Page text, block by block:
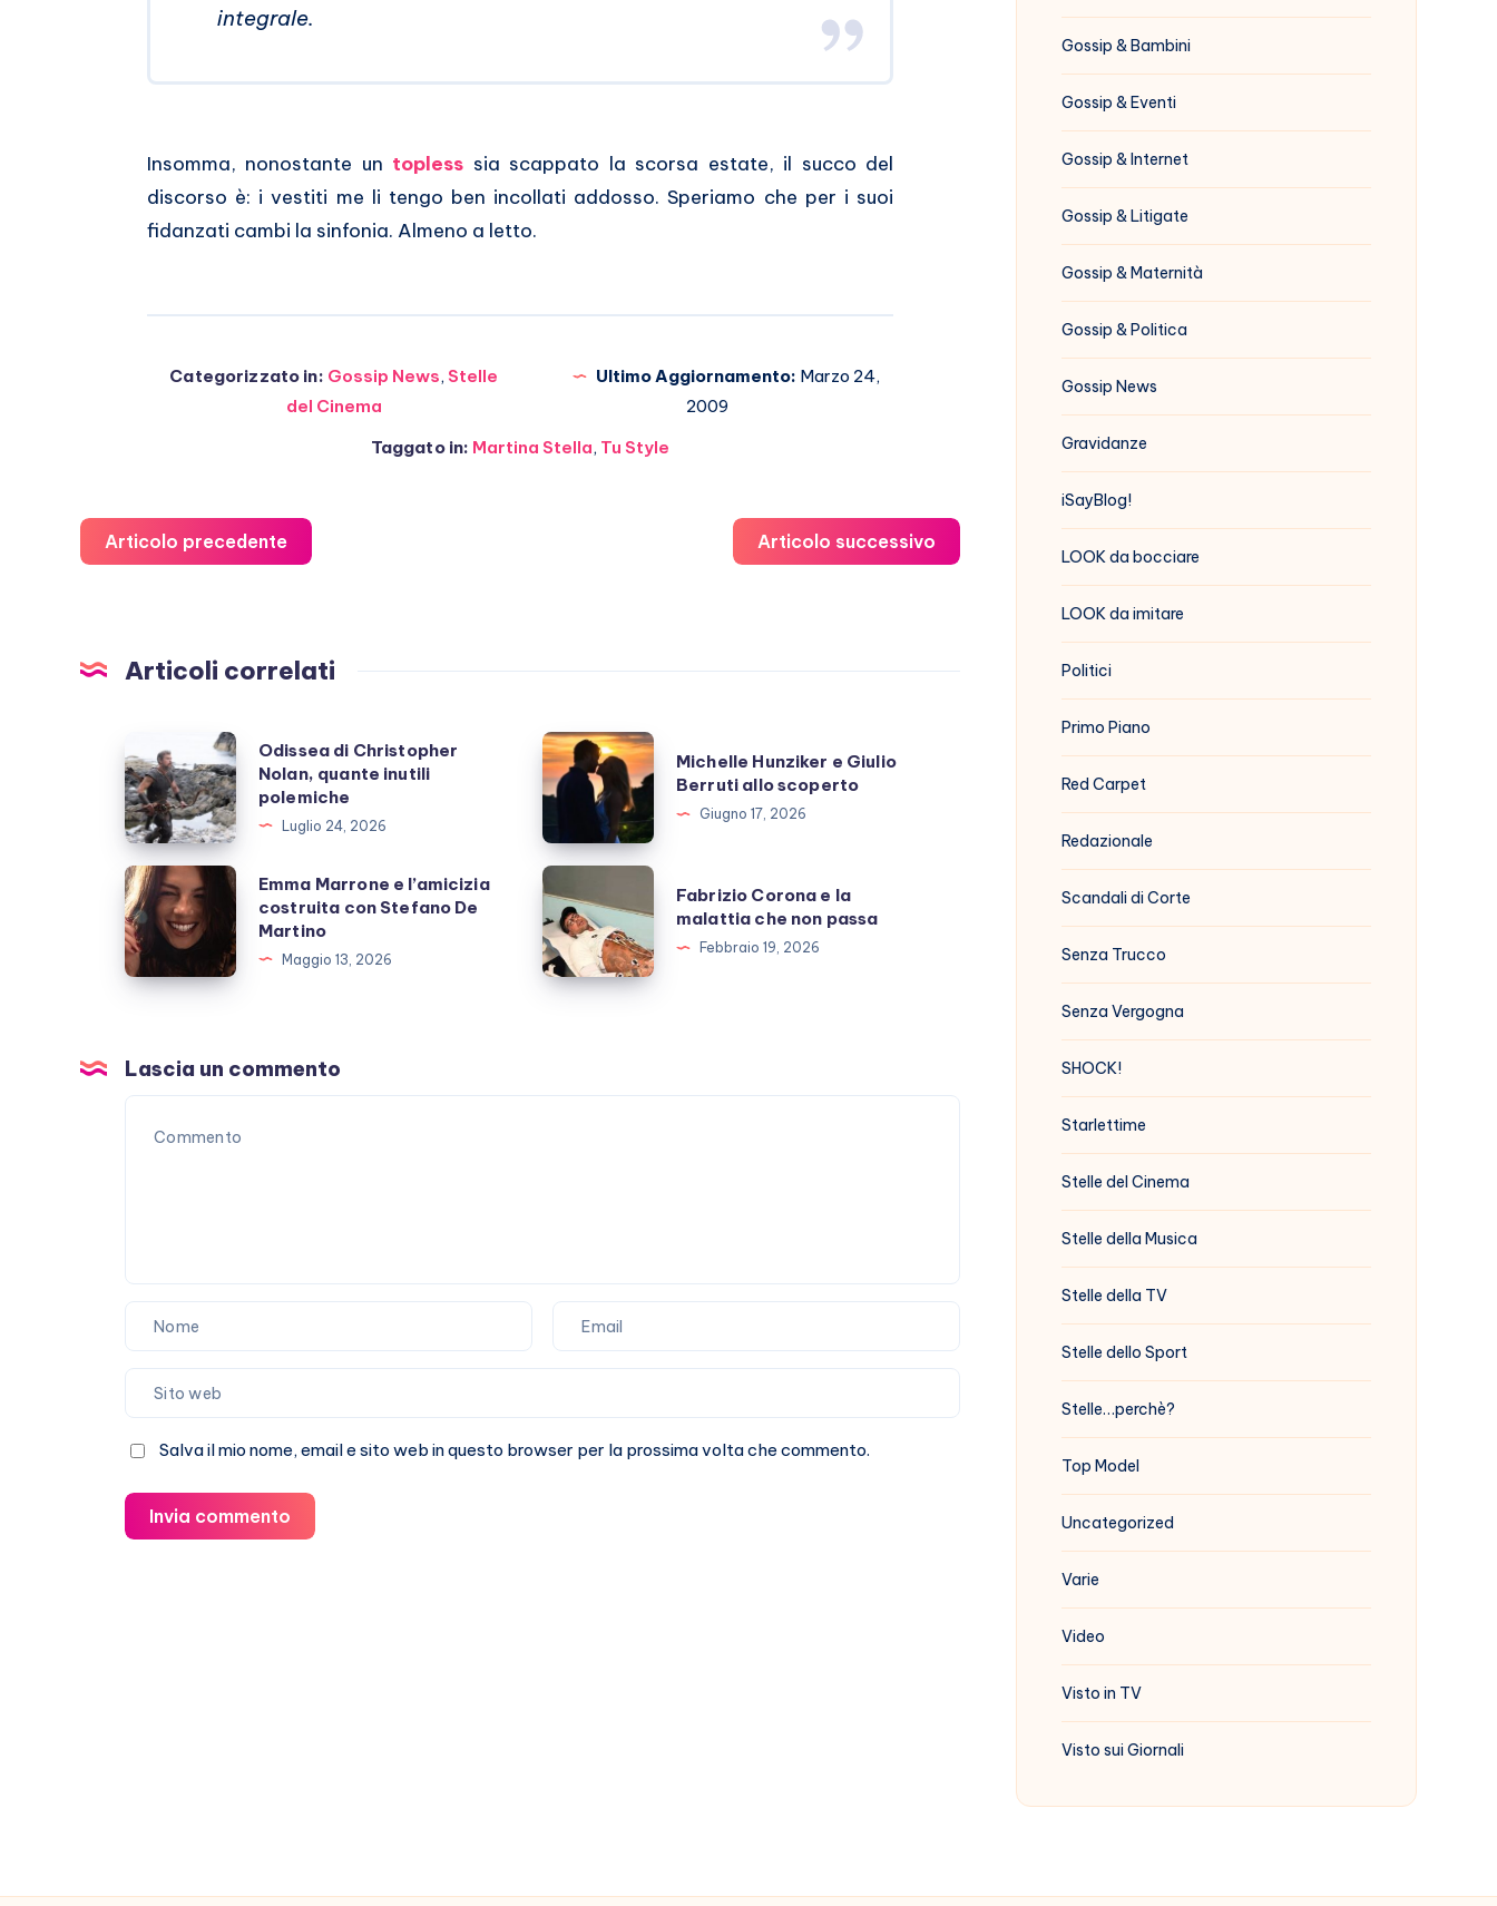
integrale.
Insomma, nonostante un topless sia scappato la scorsa estate, il succo del
discorso è: i vestiti me li tengo ben incollati addosso. Speriamo che per i suoi
fidanzati cambi la sinfonia. Almeno a letto.
Categorizzato in: Gossip News, Stelle
del Cinema
Ultimo Aggiornamento: Marzo 24,
2009
Taggato in: Martina Stella, Tu Style
Articolo precedente Articolo successivo
Articoli correlati
Odissea
di
Christopher
Nolan,
quante
inutili
polemiche
Odissea di Christopher
Nolan, quante inutili
polemiche
Luglio 24, 2026
Michelle
Hunziker
Giulio
Berruti
allo
scoperto
Michelle Hunziker e Giulio
Berruti allo scoperto
Giugno 17, 2026
Emma
Marrone
e
l’amicizia
Stefano
De
Martino
Emma Marrone e l’amicizia
costruita con Stefano De
Martino
Maggio 13, 2026
Fabrizio
Corona
e
la
passa
Fabrizio Corona e la
malattia che non passa
Febbraio 19, 2026
Lascia un commento
Salva il mio nome, email e sito web in questo browser per la prossima volta che commento.
Invia commento
Gossip & Bambini
Gossip & Eventi
Gossip & Internet
Gossip & Litigate
Gossip & Maternità
Gossip & Politica
Gossip News
Gravidanze
iSayBlog!
LOOK da bocciare
LOOK da imitare
Politici
Primo Piano
Red Carpet
Redazionale
Scandali di Corte
Senza Trucco
Senza Vergogna
SHOCK!
Starlettime
Stelle del Cinema
Stelle della Musica
Stelle della TV
Stelle dello Sport
Stelle…perchè?
Top Model
Uncategorized
Varie
Video
Visto in TV
Visto sui Giornali